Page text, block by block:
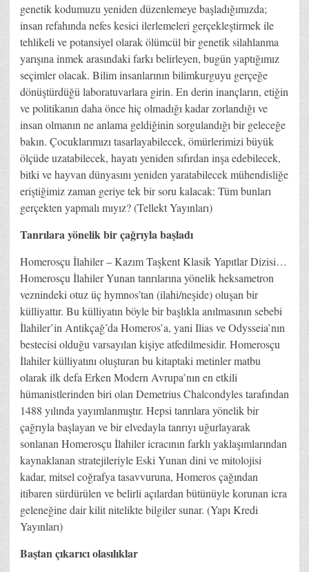
genetik kodumuzu yeniden düzenlemeye başladığımızda;
insan refahında nefes kesici ilerlemeleri gerçekleştirmek ile
tehlikeli ve potansiyel olarak ölümcül bir genetik silahlanma
yarışına inmek arasındaki farkı belirleyen, bugün yaptığımız
seçimler olacak. Bilim insanlarının bilimkurguyu gerçeğe
dönüştürdüğü laboratuvarlara girin. En derin inançların, etiğin
ve politikanın daha önce hiç olmadığı kadar zorlandığı ve
insan olmanın ne anlama geldiğinin sorgulandığı bir geleceğe
bakın. Çocuklarımızı tasarlayabilecek, ömürlerimizi büyük
ölçüde uzatabilecek, hayatı yeniden sıfırdan inşa edebilecek,
bitki ve hayvan dünyasını yeniden yaratabilecek mühendisliğe
eriştiğimiz zaman geriye tek bir soru kalacak: Tüm bunları
gerçekten yapmalı mıyız? (Tellekt Yayınları)
Tanrılara yönelik bir çağrıyla başladı
Homerosçu İlahiler – Kazım Taşkent Klasik Yapıtlar Dizisi…
Homerosçu İlahiler Yunan tanrılarına yönelik heksametron
veznindeki otuz üç hymnos’tan (ilahi/neşide) oluşan bir
külliyattır. Bu külliyatın böyle bir başlıkla anılmasının sebebi
İlahiler’in Antikçağ’da Homeros’a, yani Ilias ve Odysseia’nın
bestecisi olduğu varsayılan kişiye atfedilmesidir. Homerosçu
İlahiler külliyatını oluşturan bu kitaptaki metinler matbu
olarak ilk defa Erken Modern Avrupa’nın en etkili
hümanistlerinden biri olan Demetrius Chalcondyles tarafından
1488 yılında yayımlanmıştır. Hepsi tanrılara yönelik bir
çağrıyla başlayan ve bir elvedayla tanrıyı uğurlayarak
sonlanan Homerosçu İlahiler icracının farklı yaklaşımlarından
kaynaklanan stratejileriyle Eski Yunan dini ve mitolojisi
kadar, mitsel coğrafya tasavvuruna, Homeros çağından
itibaren sürdürülen ve belirli açılardan bütünüyle korunan icra
geleneğine dair kilit nitelikte bilgiler sunar. (Yapı Kredi
Yayınları)
Baştan çıkarıcı olasılıklar